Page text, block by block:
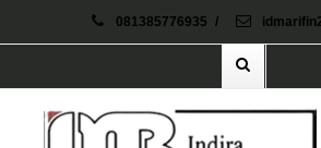
081385776935 /